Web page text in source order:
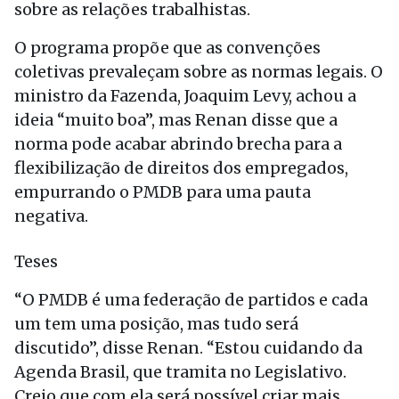
sobre as relações trabalhistas.
O programa propõe que as convenções
coletivas prevaleçam sobre as normas legais. O
ministro da Fazenda, Joaquim Levy, achou a
ideia “muito boa”, mas Renan disse que a
norma pode acabar abrindo brecha para a
flexibilização de direitos dos empregados,
empurrando o PMDB para uma pauta
negativa.
Teses
“O PMDB é uma federação de partidos e cada
um tem uma posição, mas tudo será
discutido”, disse Renan. “Estou cuidando da
Agenda Brasil, que tramita no Legislativo.